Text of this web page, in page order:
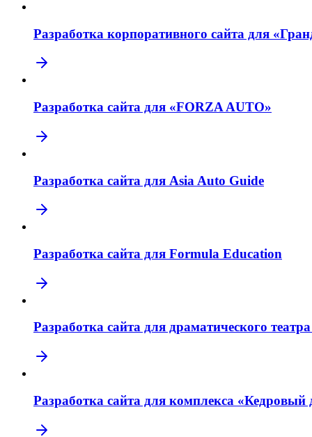
Разработка корпоративного сайта для
Разработка сайта для «FORZA AUTO»
Разработка сайта для Asia Auto Guide
Разработка сайта для Formula Education
Разработка сайта для драматического
Разработка сайта для комплекса «Кедровый